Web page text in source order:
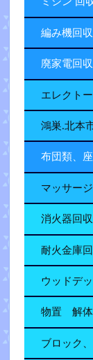
編み機回収
廃家電回
エレクト
鴻巣.北本
布団類、
マッサー
消火器回収
耐火金庫
ウッドデ
物置 解
ブロック